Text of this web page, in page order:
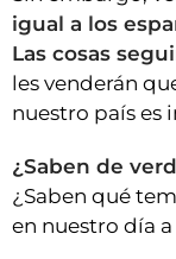
igual a los
Las cosas
les venderán
nuestro país es
¿Saben de
¿Saben qué
en nuestro día a